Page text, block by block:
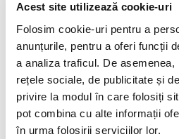
Acest site utilizează cookie-uri
Folosim cookie-uri pentru a
anunțurile, pentru a oferi funcții
a analiza traficul. De
rețele sociale, de publicitate și
privire la modul în care folosiți
pot combina cu alte informații
în urma folosirii serviciilor lor.